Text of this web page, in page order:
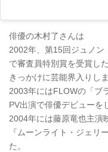
俳優の木村了さんは
2002年、第15回ジュノン
で審査員特別賞を受賞し
きっかけに芸能界入りしま
2003年にはFLOWの「ブ
PV出演で俳優デビューを
2004年には藤原竜也主演
『ムーンライト・ジェリ
た。